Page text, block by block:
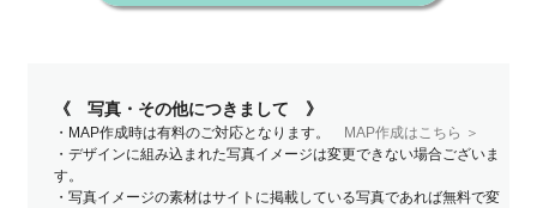
《 写真・その他につきまして 》
・MAP作成時は有料のご対応となります。
MAP作成はこちら ＞
・デザインに組み込まれた写真イメージは変更できない場合ございま
す。
・写真イメージの素材はサイトに掲載している写真であれば無料で変